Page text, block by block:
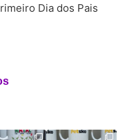
Dia dos Pais